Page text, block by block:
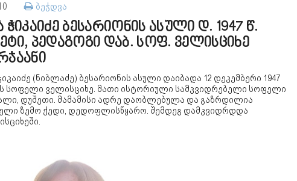
ბეჭდვა
ჭიკაიძე ბესარიონის ასული დ. 1947 წ.
პედაგოგი დაბ. სოფ. ველისციხე
(ნიბლაძე) ბესარიონის ასული დაიბადა 12 დეკემბერი 1947
სოფელი ველისციხე. მათი ისტორიული სამკვიდრებელი სოფელი
დუშეთი. მამამისი ადრე დაობლებულა და გაზრდილია
ზემო ქედი, დედოფლისწყარო. შემდეგ დამკვიდრდდა